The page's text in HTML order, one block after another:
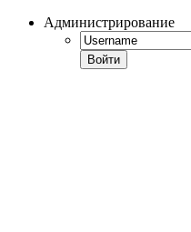
Администрирование
Войти